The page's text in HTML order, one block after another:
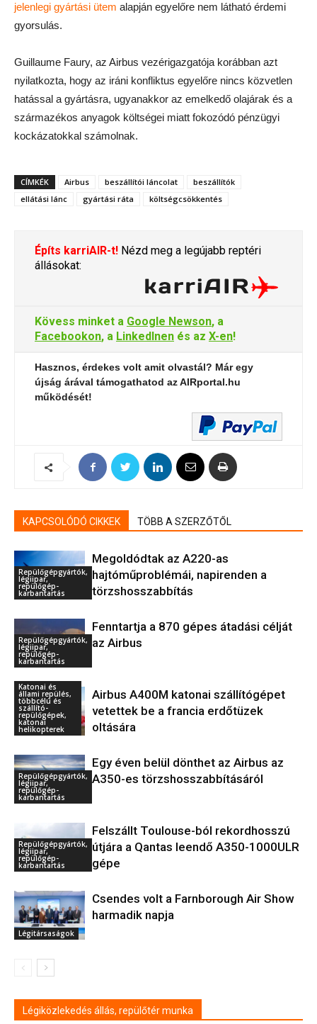
jelenlegi gyártási ütem alapján egyelőre nem látható érdemi
gyorsulás.
Guillaume Faury, az Airbus vezérigazgatója korábban azt
nyilatkozta, hogy az iráni konfliktus egyelőre nincs közvetlen
hatással a gyártásra, ugyanakkor az emelkedő olajárak és a
származékos anyagok költségei miatt fokozódó pénzügyi
kockázatokkal számolnak.
CÍMKÉK Airbus beszállítói láncolat
beszállítók
ellátási lánc
gyártási ráta költségcsökkentés
Építs karriAIR-t! Nézd meg a legújabb reptéri
állásokat:
Kövess minket a Google Newson, a
Facebookon, a LinkedInen és az X-en!
Hasznos, érdekes volt amit olvastál? Már egy
újság árával támogathatod az AIRportal.hu
működését!
KAPCSOLÓDÓ CIKKEK TÖBB A SZERZŐTŐL
Repülőgépgyártók,
légiipar,
repülőgép-
karbantartás
Megoldódtak az A220-as
hajtóműproblémái, napirenden a
törzshosszabbítás
Repülőgépgyártók,
légiipar,
repülőgép-
karbantartás
Fenntartja a 870 gépes átadási célját
az Airbus
Katonai és
állami repülés,
többcélú és
szállító-
repülőgépek,
katonai
helikopterek
Airbus A400M katonai szállítógépet
vetettek be a francia erdőtüzek
oltására
Repülőgépgyártók,
légiipar,
repülőgép-
karbantartás
Egy éven belül dönthet az Airbus az
A350-es törzshosszabbításáról
Repülőgépgyártók,
légiipar,
repülőgép-
karbantartás
Felszállt Toulouse-ból rekordhosszú
útjára a Qantas leendő A350-1000ULR
gépe
Légitársaságok
Csendes volt a Farnborough Air Show
harmadik napja
Légiközlekedés állás, repülőtér munka